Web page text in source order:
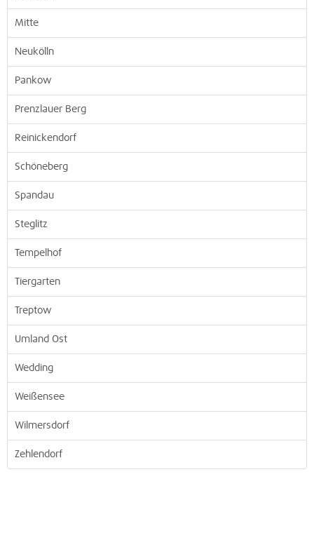
Mitte
Neukölln
Pankow
Prenzlauer Berg
Reinickendorf
Schöneberg
Spandau
Steglitz
Tempelhof
Tiergarten
Treptow
Umland Ost
Wedding
Weißensee
Wilmersdorf
Zehlendorf